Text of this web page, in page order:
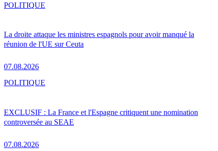
La droite attaque les ministres espagnols pour avoir manqué la
réunion de l'UE sur Ceuta
07.08.2026
POLITIQUE
EXCLUSIF : La France et l'Espagne critiquent une nomination
controversée au SEAE
07.08.2026
POLITIQUE